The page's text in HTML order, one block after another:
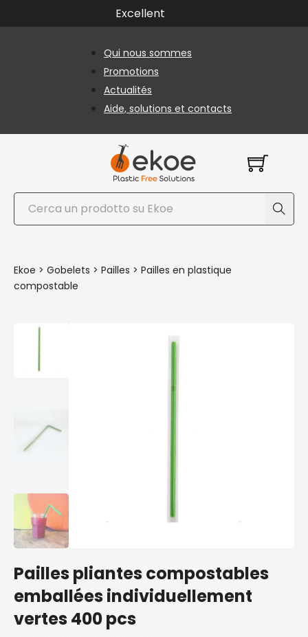
Passer au contenu principal
Passer au pied de page
Excellent
Qui nous sommes
Promotions
Actualités
Aide, solutions et contacts
Rechercher
Ekoe > Gobelets > Pailles > Pailles en plastique
compostable
Pailles pliantes compostables
emballées individuellement
vertes 400 pcs